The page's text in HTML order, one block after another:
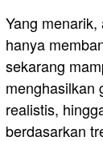
Yang
hanya
sekarang
menghasilkan
realistis,
berdasarkan